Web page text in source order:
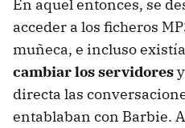
En aquel entonces, se
acceder a los ficheros
muñeca, e incluso
cambiar los servidores
directa las
entablaban con Barbie.